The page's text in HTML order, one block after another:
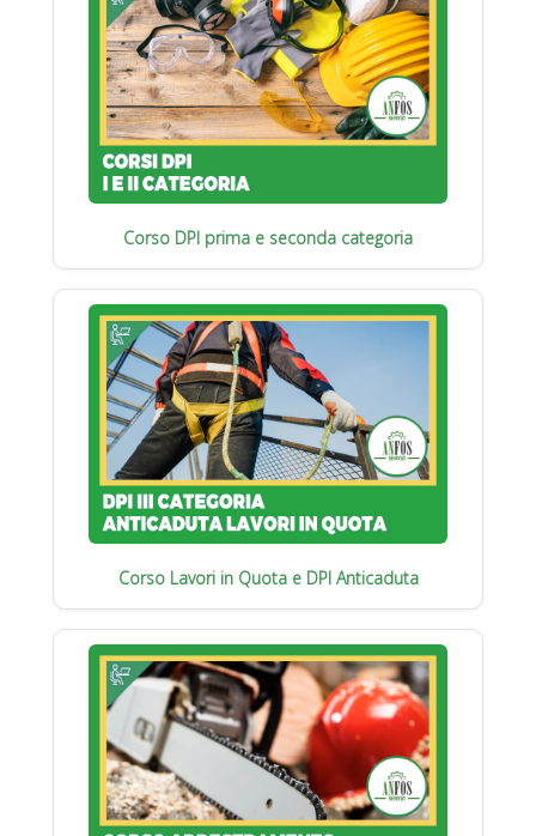
Corso DPI prima e seconda categoria
Corso Lavori in Quota e DPI Anticaduta